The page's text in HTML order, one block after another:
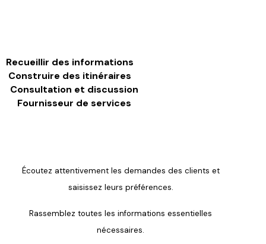
Recueillir des informations
Construire des itinéraires
Consultation et discussion
Fournisseur de services
Écoutez attentivement les demandes des clients et
saisissez leurs préférences.
Rassemblez toutes les informations essentielles
nécessaires.